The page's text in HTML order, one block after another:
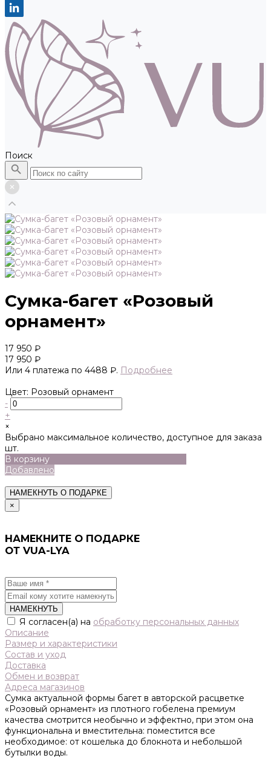
Поиск
Сумка-багет «Розовый
орнамент»
17 950 ₽
17 950 ₽
Или 4 платежа по 4488 ₽. Подробнее
Цвет: Розовый орнамент
-
+
×
Выбрано максимальное количество, доступное для заказа
шт.
В корзину
Добавлено
НАМЕКНУТЬ О ПОДАРКЕ
×
НАМЕКНИТЕ О ПОДАРКЕ
ОТ VUA-LYA
НАМЕКНУТЬ
Я согласен(а) на обработку персональных данных
Описание
Размер и характеристики
Состав и уход
Доставка
Обмен и возврат
Адреса магазинов
Сумка актуальной формы багет в авторской расцветке
«Розовый орнамент» из плотного гобелена премиум
качества смотрится необычно и эффектно, при этом она
функциональна и вместительна: поместится все
необходимое: от кошелька до блокнота и небольшой
бутылки воды.